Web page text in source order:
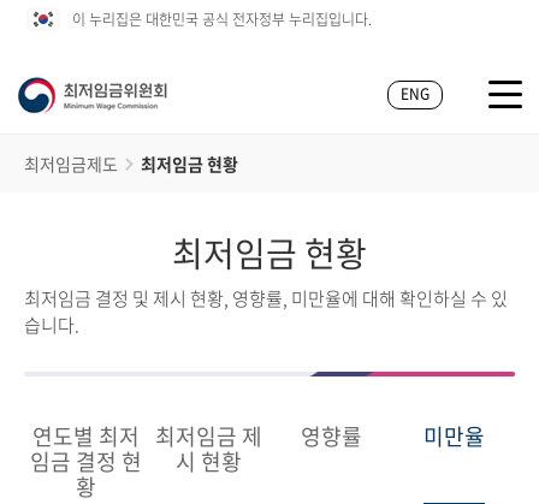
이 누리집은 대한민국 공식 전자정부 누리집입니다.
ENG
최저임금제도 최저임금 현황
최저임금 현황
최저임금 결정 및 제시 현황, 영향률, 미만율에 대해 확인하실 수 있
습니다.
연도별 최저
임금 결정 현
황
최저임금 제
시 현황
영향률 미만율